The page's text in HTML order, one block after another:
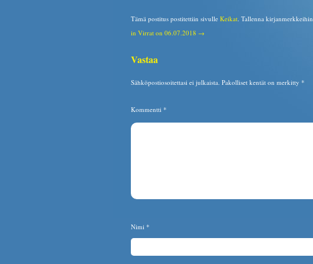
Tämä postitus postitettiin sivulle Keikat. Tallenna kirjanmerkkeihin
in Virrat on 06.07.2018 →
Vastaa
Sähköpostiosoitettasi ei julkaista. Pakolliset kentät on merkitty *
Kommentti *
Nimi *